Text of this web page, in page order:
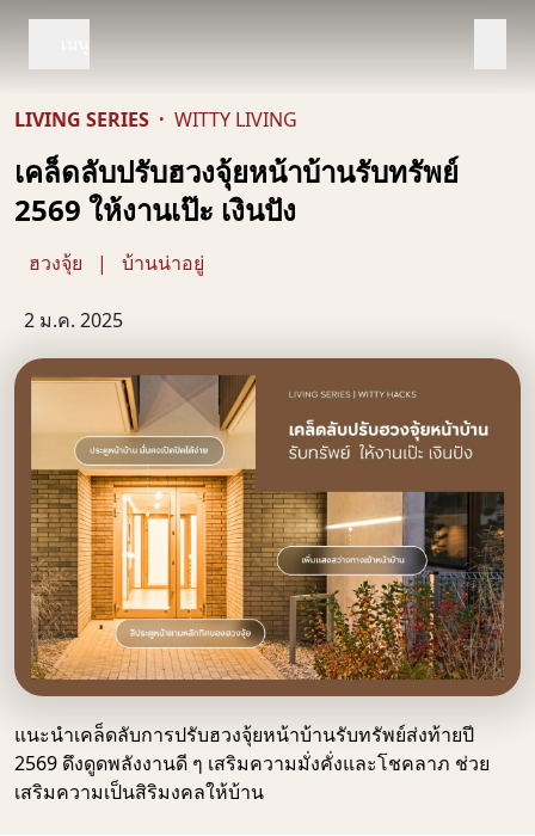
LIVING SERIES · WITTY LIVING
เคล็ดลับปรับฮวงจุ้ยหน้าบ้านรับทรัพย์
2569 ให้งานเป๊ะ เงินปัง
ฮวงจุ้ย | บ้านน่าอยู่
2 ม.ค. 2025
แนะนำเคล็ดลับการปรับฮวงจุ้ยหน้าบ้านรับทรัพย์ส่งท้ายปี
2569 ดึงดูดพลังงานดี ๆ เสริมความมั่งคั่งและโชคลาภ ช่วย
เสริมความเป็นสิริมงคลให้บ้าน